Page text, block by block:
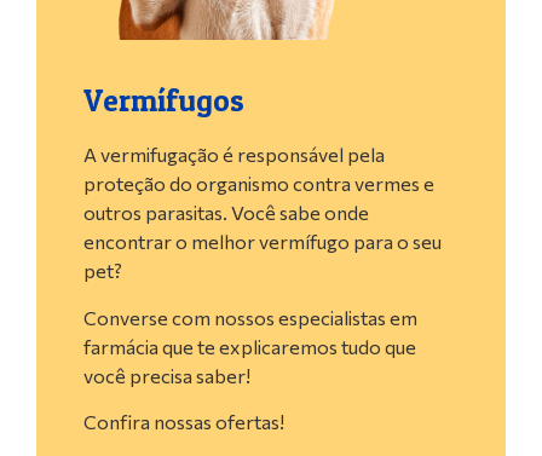
Vermífugos
A vermifugação é responsável pela
proteção do organismo contra vermes e
outros parasitas. Você sabe onde
encontrar o melhor vermífugo para o seu
pet?
Converse com nossos especialistas em
farmácia que te explicaremos tudo que
você precisa saber!
Confira nossas ofertas!